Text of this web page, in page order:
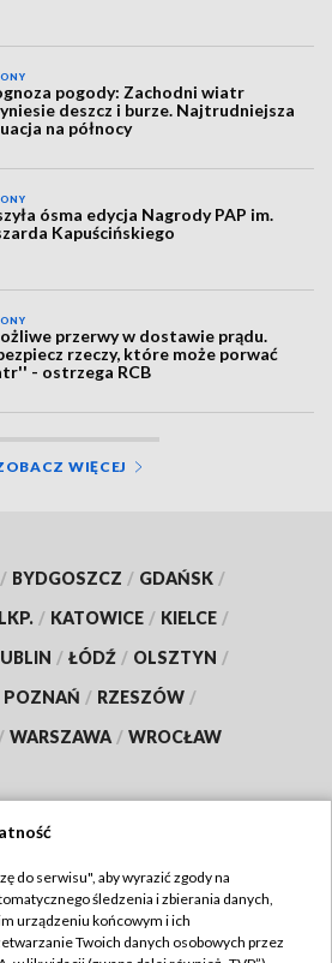
pogody: Zachodni wiatr
deszcz i burze. Najtrudniejsza
na północy
ósma edycja Nagrody PAP im.
Kapuścińskiego
przerwy w dostawie prądu.
rzeczy, które może porwać
- ostrzega RCB
WIĘCEJ
/ BYDGOSZCZ / GDAŃSK /
/ KATOWICE / KIELCE /
/ ŁÓDŹ / OLSZTYN /
POZNAŃ / RZESZÓW /
/ WARSZAWA / WROCŁAW
TVP
Regulamin TVP
do serwisu", aby wyrazić zgody na
śledzenia i zbierania danych,
urządzeniu końcowym i ich
Twoich danych osobowych przez